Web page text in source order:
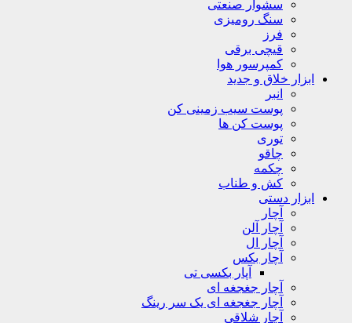
سشوار صنعتی
سنگ رومیزی
فرز
قیچی برقی
کمپرسور هوا
ابزار خلاق و جدید
انبر
پوست سیب زمینی کن
پوست کن ها
توری
چاقو
چکمه
کش و طناب
ابزار دستی
آچار
آچار آلن
آچار ال
آچار بکس
آپار بکسی تی
آچار جغجغه ای
آچار جغجغه ای یک سر رینگ
آچار شلاقی